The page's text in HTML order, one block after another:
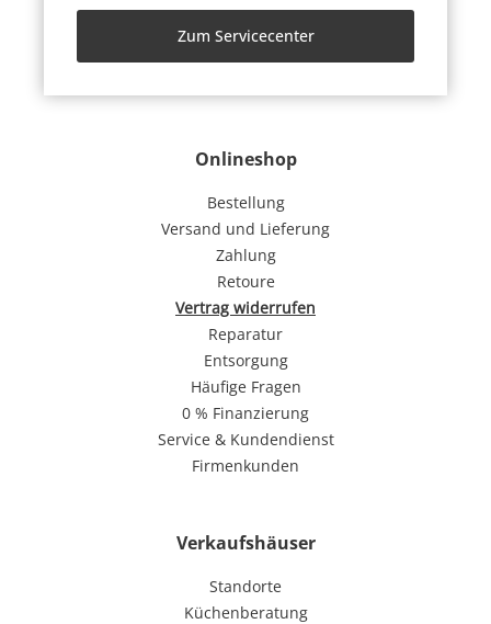
Onlineshop
Bestellung
Versand und Lieferung
Zahlung
Retoure
Vertrag widerrufen
Reparatur
Entsorgung
Häufige Fragen
0 % Finanzierung
Service & Kundendienst
Firmenkunden
Verkaufshäuser
Standorte
Küchenberatung
Zum Servicecenter